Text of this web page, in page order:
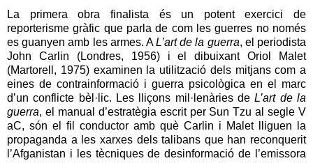
La primera obra finalista és un potent exercici de
reporterisme gràfic que parla de com les guerres no només
es guanyen amb les armes. AL’art de la guerra, el periodista
John Carlin (Londres, 1956) i el dibuixant Oriol Malet
(Martorell, 1975) examinen la utilització dels mitjans com a
eines de contrainformació i guerra psicològica en el marc
d’un conflicte bèl·lic. Les lliçons mil·lenàries deL’art de la
guerra, el manual d’estratègia escrit per Sun Tzu al segle V
aC, són el fil conductor amb què Carlin i Malet lliguen la
propaganda a les xarxes dels talibans que han reconquerit
l’Afganistan i les tècniques de desinformació de l’emissora